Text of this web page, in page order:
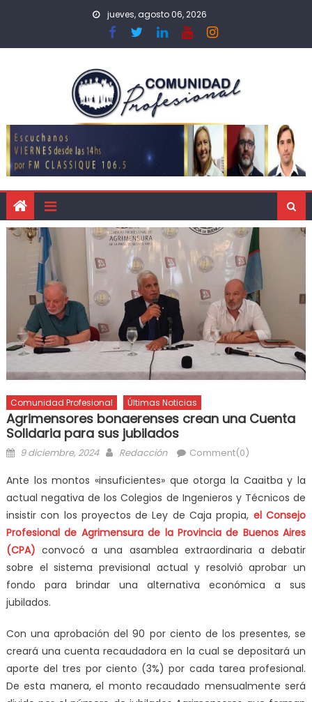
jueves, agosto 06, 2026
Comunidad Profesional Últimas Noticias
Agrimensores bonaerenses crean una Cuenta
Solidaria para sus jubilados
9 diciembre, 2024 Redacción Comment(0)
Ante los montos «insuficientes» que otorga la Caaitba y la
actual negativa de los Colegios de Ingenieros y Técnicos de
insistir con los proyectos de Ley de Caja propia, el Consejo
Profesional de Agrimensura de la Provincia de Buenos Aires
(CPA) convocó a una asamblea extraordinaria a debatir
sobre el sistema previsional actual y resolvió aprobar un
fondo para brindar una alternativa económica a sus
jubilados.
Con una aprobación del 90 por ciento de los presentes, se
creará una cuenta recaudadora en la cual se depositará un
aporte del tres por ciento (3%) por cada tarea profesional.
De esta manera, el monto recaudado mensualmente será